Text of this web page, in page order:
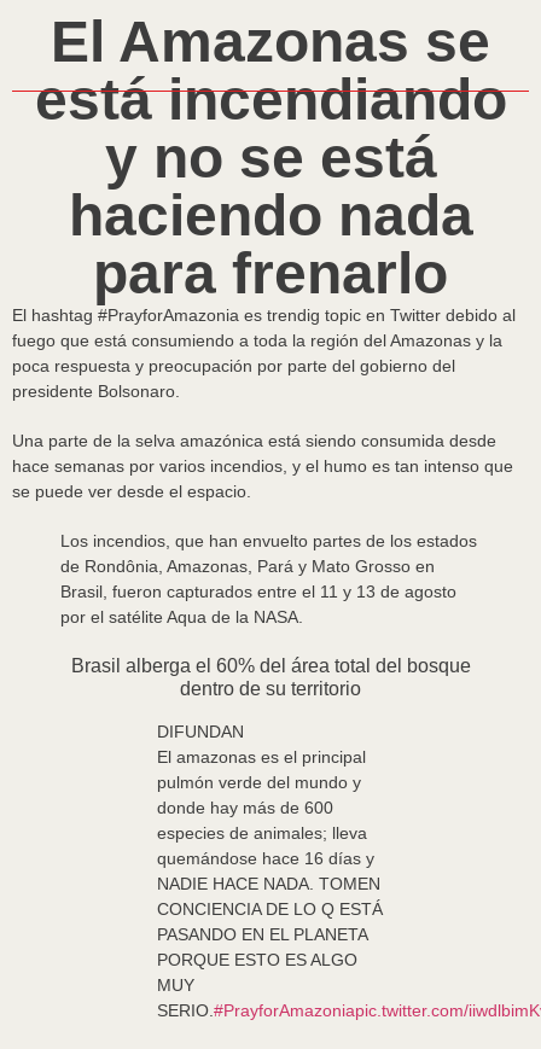
El Amazonas se
está incendiando
y no se está
haciendo nada
para frenarlo
El hashtag #PrayforAmazonia es trendig topic en Twitter debido al
fuego que está consumiendo a toda la región del Amazonas y la
poca respuesta y preocupación por parte del gobierno del
presidente Bolsonaro.
Una parte de la selva amazónica está siendo consumida desde
hace semanas por varios incendios, y el humo es tan intenso que
se puede ver desde el espacio.
Los incendios, que han envuelto partes de los estados
de Rondônia, Amazonas, Pará y Mato Grosso en
Brasil, fueron capturados entre el 11 y 13 de agosto
por el satélite Aqua de la NASA.
Brasil alberga el 60% del área total del bosque
dentro de su territorio
DIFUNDAN
El amazonas es el principal
pulmón verde del mundo y
donde hay más de 600
especies de animales; lleva
quemándose hace 16 días y
NADIE HACE NADA. TOMEN
CONCIENCIA DE LO Q ESTÁ
PASANDO EN EL PLANETA
PORQUE ESTO ES ALGO
MUY
SERIO. #PrayforAmazoniapic.twitter.com/